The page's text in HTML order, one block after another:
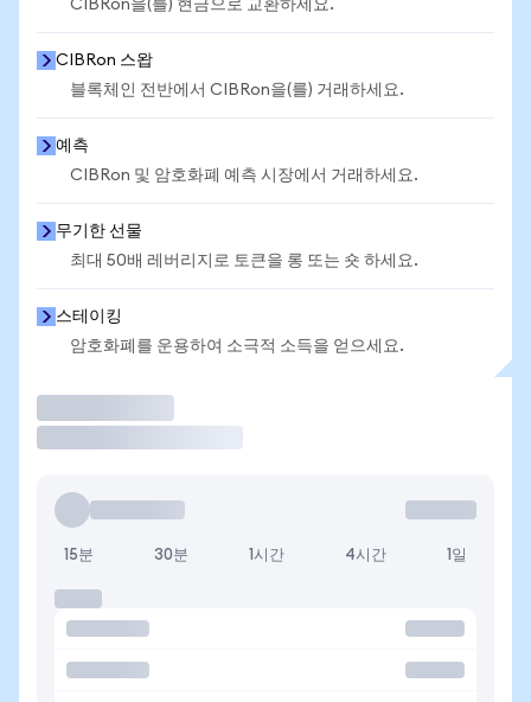
CIBRon을(를) 현금으로 교환하세요.
CIBRon 스왑
블록체인 전반에서 CIBRon을(를) 거래하세요.
예측
CIBRon 및 암호화폐 예측 시장에서 거래하세요.
무기한 선물
최대 50배 레버리지로 토큰을 롱 또는 숏 하세요.
스테이킹
암호화폐를 운용하여 소극적 소득을 얻으세요.
15분 30분 1시간 4시간 1일